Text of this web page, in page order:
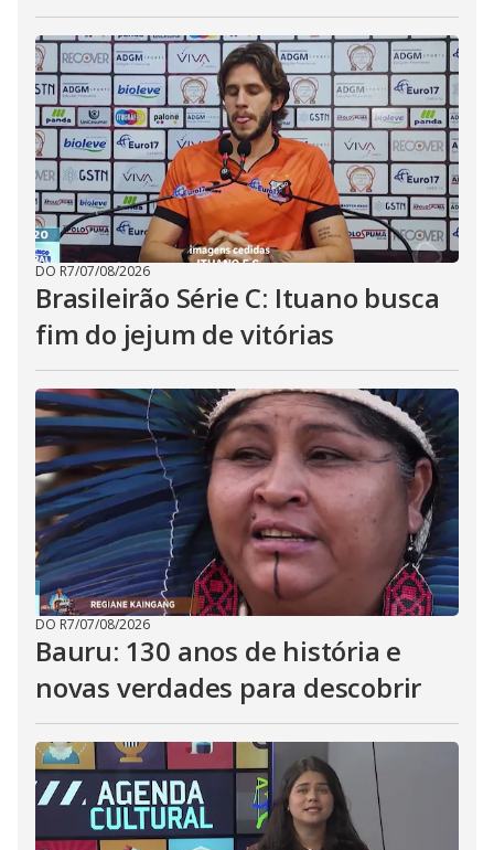
DO R7/07/08/2026
Brasileirão Série C: Ituano busca
fim do jejum de vitórias
DO R7/07/08/2026
Bauru: 130 anos de história e
novas verdades para descobrir